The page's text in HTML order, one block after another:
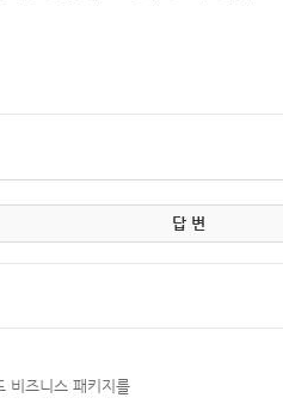
답 변
비즈니스 패키지를